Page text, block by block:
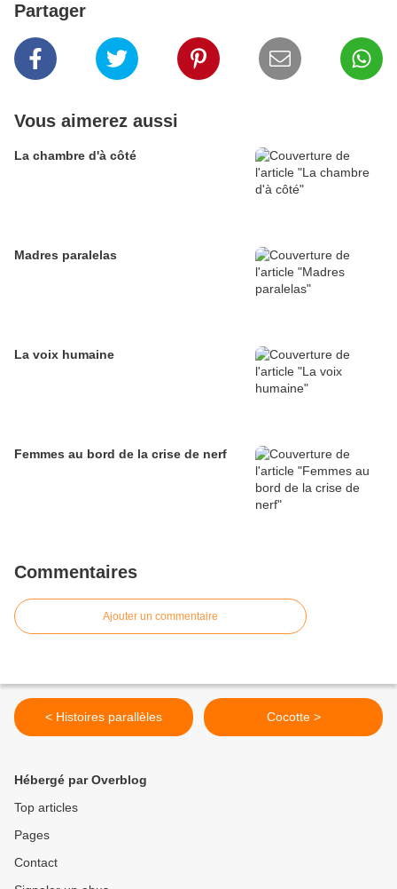
Partager
Vous aimerez aussi
La chambre d'à côté
Madres paralelas
La voix humaine
Femmes au bord de la crise de nerf
Commentaires
Ajouter un commentaire
< Histoires parallèles Cocotte >
Hébergé par Overblog
Top articles
Pages
Contact